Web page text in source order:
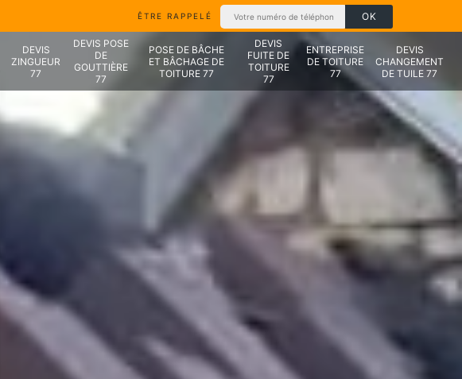
ÊTRE RAPPELÉ
DEVIS
ZINGUEUR
77
DEVIS POSE
DE
GOUTTIÈRE
77
POSE DE BÂCHE
ET BÂCHAGE DE
TOITURE 77
DEVIS
FUITE DE
TOITURE
77
ENTREPRISE
DE TOITURE
77
DEVIS
CHANGEMENT
DE TUILE 77